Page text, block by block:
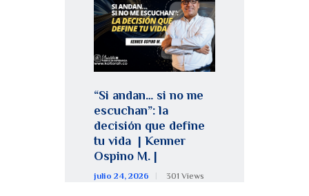
“Si andan… si no me
escuchan”: la
decisión que define
tu vida | Kenner
Ospino M. |
julio 24, 2026 301 Views